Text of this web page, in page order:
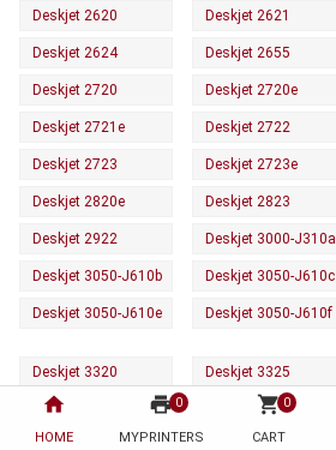
home
HOME
print 0
MYPRINTERS
shopping_cart 0
CART
Deskjet 2620 Deskjet 2621
Deskjet 2624 Deskjet 2655
Deskjet 2720 Deskjet 2720e
Deskjet 2721e Deskjet 2722
Deskjet 2723 Deskjet 2723e
Deskjet 2820e Deskjet 2823
Deskjet 2922 Deskjet 3000-J310a
Deskjet 3050-J610b Deskjet 3050-J610c
Deskjet 3050-J610e Deskjet 3050-J610f
Deskjet 3320 Deskjet 3325
Deskjet 3420 Deskjet 3420v
Deskjet 350c Deskjet 350cbi